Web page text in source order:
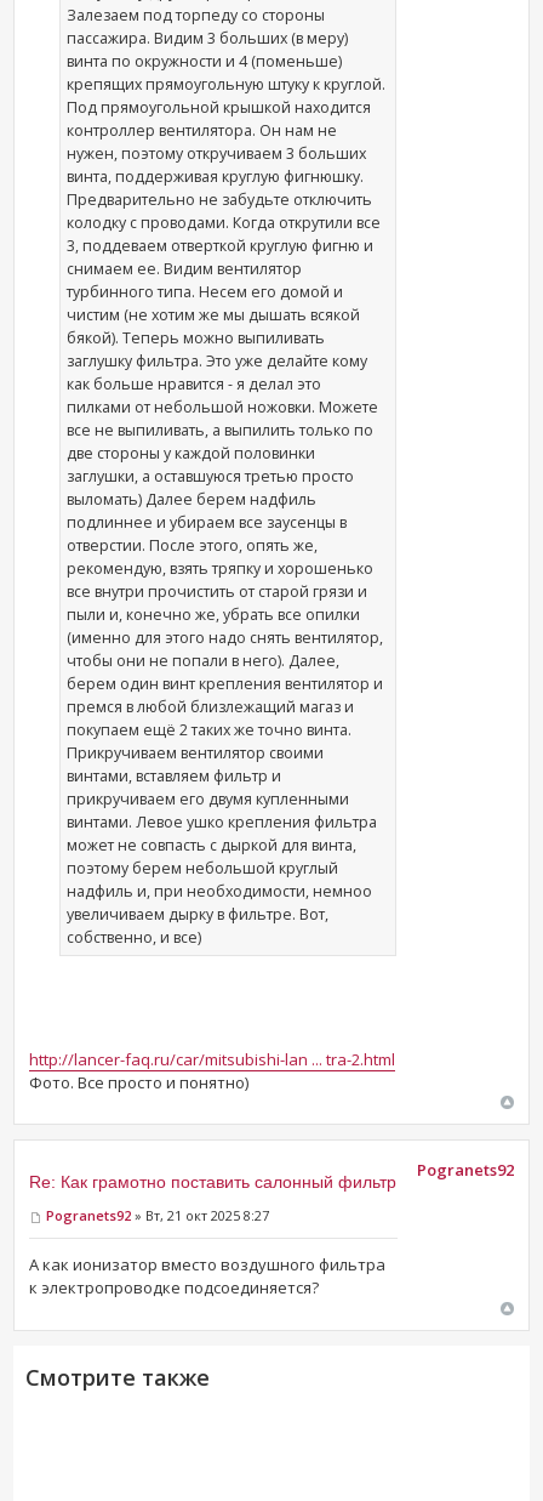
Залезаем под торпеду со стороны
пассажира. Видим 3 больших (в меру)
винта по окружности и 4 (поменьше)
крепящих прямоугольную штуку к круглой.
Под прямоугольной крышкой находится
контроллер вентилятора. Он нам не
нужен, поэтому откручиваем 3 больших
винта, поддерживая круглую фигнюшку.
Предварительно не забудьте отключить
колодку с проводами. Когда открутили все
3, поддеваем отверткой круглую фигню и
снимаем ее. Видим вентилятор
турбинного типа. Несем его домой и
чистим (не хотим же мы дышать всякой
бякой). Теперь можно выпиливать
заглушку фильтра. Это уже делайте кому
как больше нравится - я делал это
пилками от небольшой ножовки. Можете
все не выпиливать, а выпилить только по
две стороны у каждой половинки
заглушки, а оставшуюся третью просто
выломать) Далее берем надфиль
подлиннее и убираем все заусенцы в
отверстии. После этого, опять же,
рекомендую, взять тряпку и хорошенько
все внутри прочистить от старой грязи и
пыли и, конечно же, убрать все опилки
(именно для этого надо снять вентилятор,
чтобы они не попали в него). Далее,
берем один винт крепления вентилятор и
премся в любой близлежащий магаз и
покупаем ещё 2 таких же точно винта.
Прикручиваем вентилятор своими
винтами, вставляем фильтр и
прикручиваем его двумя купленными
винтами. Левое ушко крепления фильтра
может не совпасть с дыркой для винта,
поэтому берем небольшой круглый
надфиль и, при необходимости, немноо
увеличиваем дырку в фильтре. Вот,
собственно, и все)
http://lancer-faq.ru/car/mitsubishi-lan ... tra-2.html
Фото. Все просто и понятно)
Re: Как грамотно поставить салонный фильтр
Pogranets92 » Вт, 21 окт 2025 8:27
А как ионизатор вместо воздушного фильтра
к электропроводке подсоединяется?
Pogranets92
Смотрите также